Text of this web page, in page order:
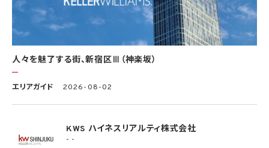
取得、利用、保存、提供、削除・廃棄等の段階ごとに、取扱方法、責任者・担当者及びその
任務等について個人データの取扱規程を策定
組織的安全管理措置
1）個人データの取扱いに関する責任者を設置するとともに、個人データを取り扱う従業
者及び当該従業者が取り扱う個人データの範囲を明確化し、法や取扱規程に違反してい
部の者による監査を実施
1）個人データの取扱いに関する留意事項について、従業者に定期的な研修を実施
2）個人データについての秘密保持に関する事項を就業規則に記載
人々を魅了する街、新宿区Ⅲ（神楽坂）
エリアガイド 2026-08-02
KWS ハイネスリアルティ株式会社
- -